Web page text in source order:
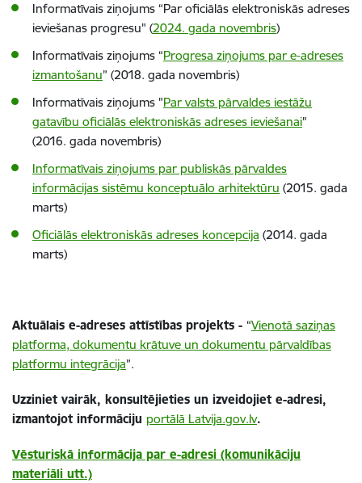
Informatīvais ziņojums “Par oficiālās elektroniskās adreses
ieviešanas progresu" (2024. gada novembris)
Informatīvais ziņojums “Progresa ziņojums par e-adreses
izmantošanu” (2018. gada novembris)
Informatīvais ziņojums "Par valsts pārvaldes iestāžu
gatavību oficiālās elektroniskās adreses ieviešanai"
(2016. gada novembris)
Informatīvais ziņojums par publiskās pārvaldes
informācijas sistēmu konceptuālo arhitektūru (2015. gada
marts)
Oficiālās elektroniskās adreses koncepcija (2014. gada
marts)
Aktuālais e-adreses attīstības projekts - “Vienotā saziņas
platforma, dokumentu krātuve un dokumentu pārvaldības
platformu integrācija”.
Uzziniet vairāk, konsultējieties un izveidojiet e-adresi,
izmantojot informāciju portālā Latvija.gov.lv.
Vēsturiskā informācija par e-adresi (komunikāciju
materiāli utt.)